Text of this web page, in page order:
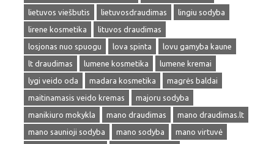
lietuvos viešbutis
lietuvosdraudimas
lingiu sodyba
lirene kosmetika
lituvos draudimas
losjonas nuo spuogu
lova spinta
lovu gamyba kaune
lt draudimas
lumene kosmetika
lumene kremai
lygi veido oda
madara kosmetika
magrės baldai
maitinamasis veido kremas
majoru sodyba
manikiuro mokykla
mano draudimas
mano draudimas.lt
mano saunioji sodyba
mano sodyba
mano virtuvė